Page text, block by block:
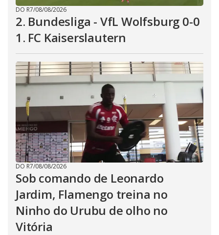
DO R7/08/08/2026
2. Bundesliga - VfL Wolfsburg 0-0
1. FC Kaiserslautern
DO R7/08/08/2026
Sob comando de Leonardo
Jardim, Flamengo treina no
Ninho do Urubu de olho no
Vitória